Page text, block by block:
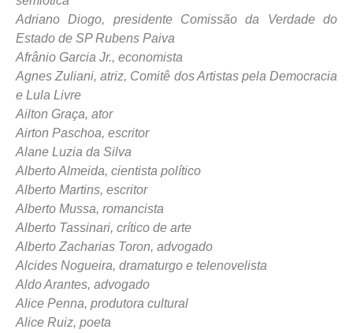
Adriano Diogo, presidente Comissão da Verdade do
Estado de SP Rubens Paiva
Afrânio Garcia Jr., economista
Agnes Zuliani, atriz, Comitê dos Artistas pela Democracia
e Lula Livre
Ailton Graça, ator
Airton Paschoa, escritor
Alane Luzia da Silva
Alberto Almeida, cientista político
Alberto Martins, escritor
Alberto Mussa, romancista
Alberto Tassinari, crítico de arte
Alberto Zacharias Toron, advogado
Alcides Nogueira, dramaturgo e telenovelista
Aldo Arantes, advogado
Alice Penna, produtora cultural
Alice Ruiz, poeta